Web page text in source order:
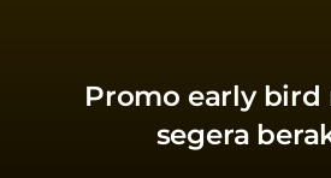
Promo early bird
segera